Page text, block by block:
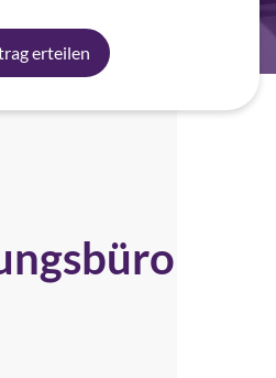
erteilen